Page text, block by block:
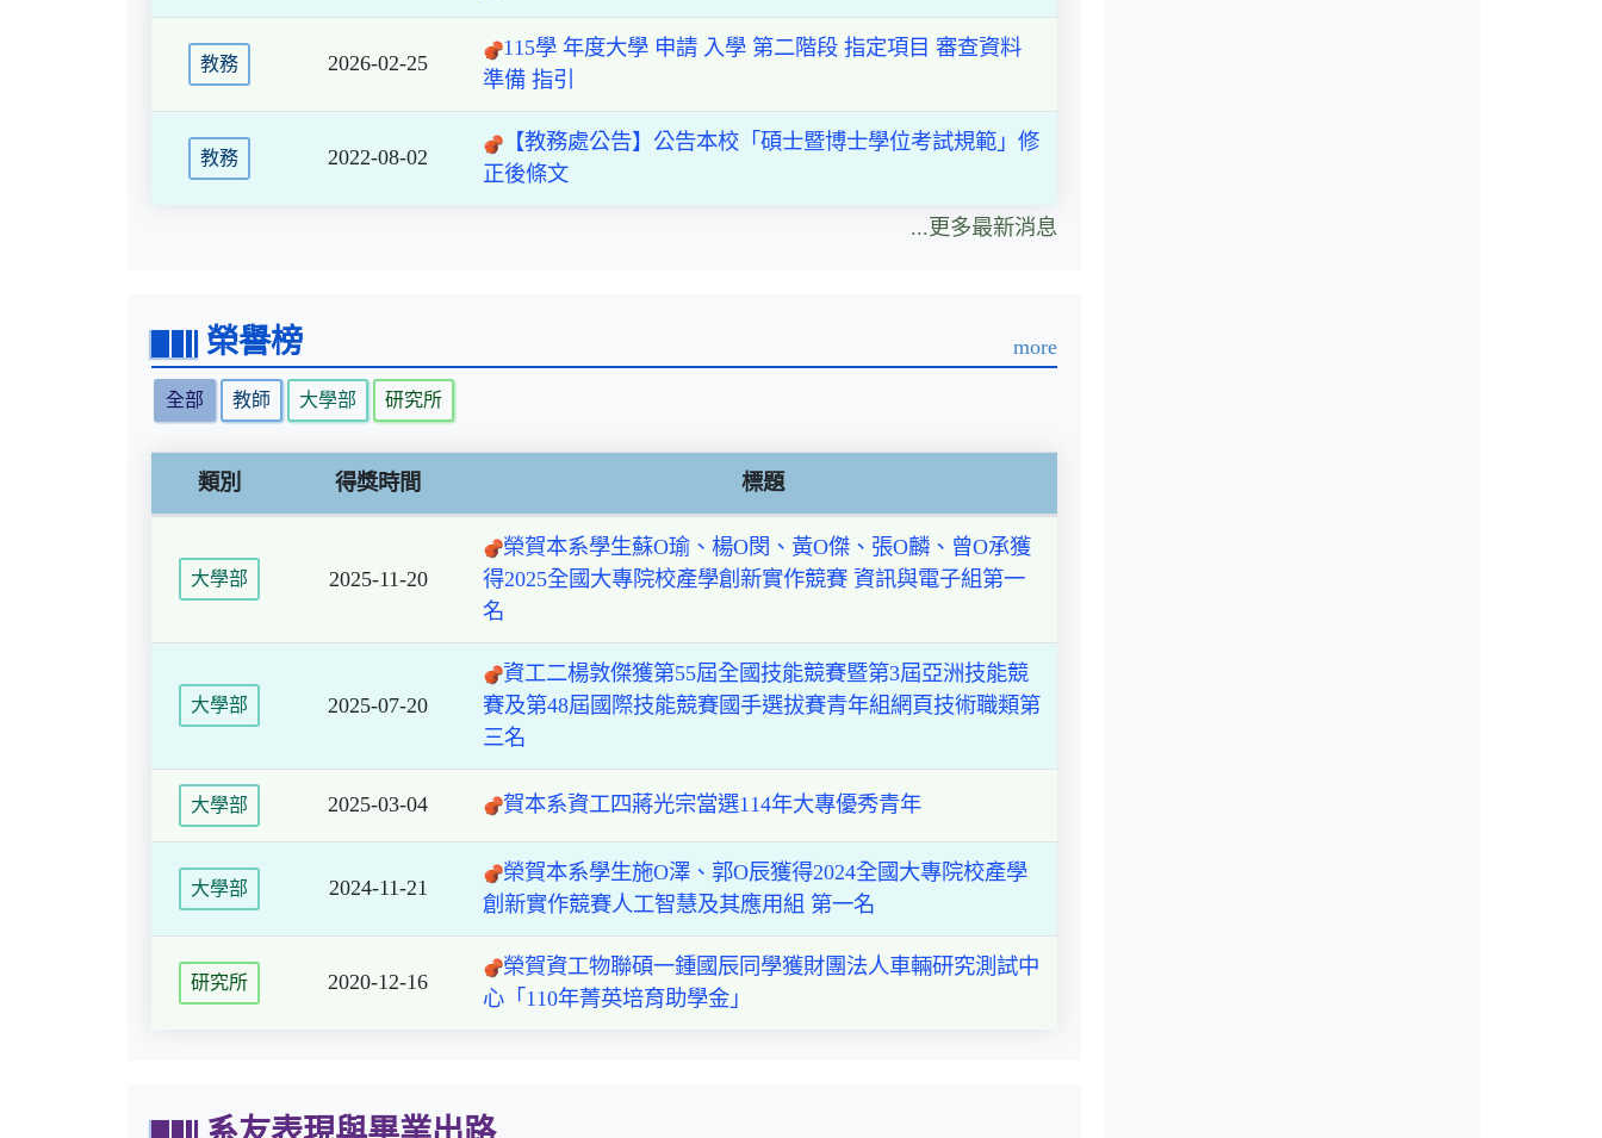
教務 2026-02-25
115學 年度大學 申請 入學 第二階段 指定項目 審查資料
準備 指引
教務 2022-08-02
【教務處公告】公告本校「碩士暨博士學位考試規範」修
正後條文
...更多最新消息
榮譽榜 more
全部 教師 大學部 研究所
類別 得獎時間 標題
大學部 2025-11-20
榮賀本系學生蘇O瑜、楊O閔、黃O傑、張O麟、曾O承獲
得2025全國大專院校產學創新實作競賽 資訊與電子組第一
名
大學部 2025-07-20
資工二楊敦傑獲第55屆全國技能競賽暨第3屆亞洲技能競
賽及第48屆國際技能競賽國手選拔賽青年組網頁技術職類第
三名
大學部 2025-03-04 賀本系資工四蔣光宗當選114年大專優秀青年
大學部 2024-11-21
榮賀本系學生施O澤、郭O辰獲得2024全國大專院校產學
創新實作競賽人工智慧及其應用組 第一名
研究所 2020-12-16
榮賀資工物聯碩一鍾國辰同學獲財團法人車輛研究測試中
心「110年菁英培育助學金」